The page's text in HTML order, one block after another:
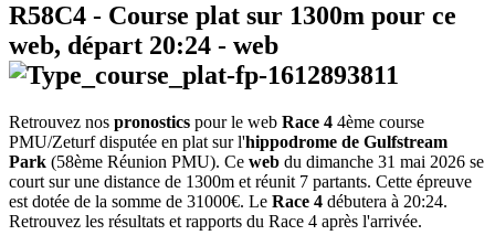
R58C4 - Course plat sur 1300m pour ce
web, départ 20:24 - web
Retrouvez nos pronostics pour le web Race 4 4ème course
PMU/Zeturf disputée en plat sur l'hippodrome de Gulfstream
Park (58ème Réunion PMU). Ce web du dimanche 31 mai 2026 se
court sur une distance de 1300m et réunit 7 partants. Cette épreuve
est dotée de la somme de 31000€. Le Race 4 débutera à 20:24.
Retrouvez les résultats et rapports du Race 4 après l'arrivée.